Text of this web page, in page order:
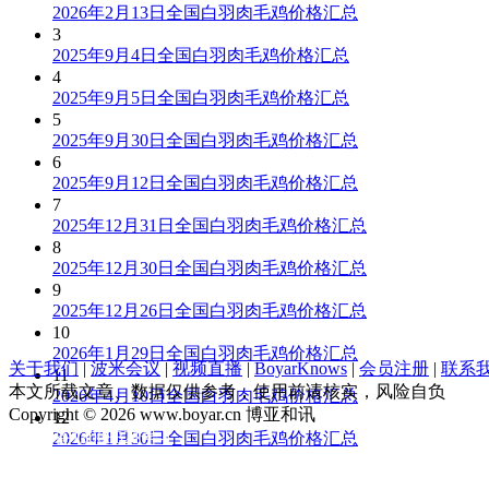
2026年2月13日全国白羽肉毛鸡价格汇总
3
2025年9月4日全国白羽肉毛鸡价格汇总
4
2025年9月5日全国白羽肉毛鸡价格汇总
5
2025年9月30日全国白羽肉毛鸡价格汇总
6
2025年9月12日全国白羽肉毛鸡价格汇总
7
2025年12月31日全国白羽肉毛鸡价格汇总
8
2025年12月30日全国白羽肉毛鸡价格汇总
9
2025年12月26日全国白羽肉毛鸡价格汇总
10
2026年1月29日全国白羽肉毛鸡价格汇总
11
2026年4月10日全国白羽肉毛鸡价格汇总
12
2026年1月30日全国白羽肉毛鸡价格汇总
关于我们 | 波米会议 | 视频直播 | BoyarKnows| 会员注册 | 联系
本文所载文章、数据仅供参考，使用前请核实，风险自负
Copyright © 2026 www.boyar.cn 博亚和讯
京ICP备13008321号-1